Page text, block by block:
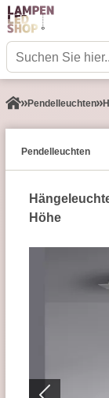
Pendel­leuchten
Pendel­leuchten
Höhe